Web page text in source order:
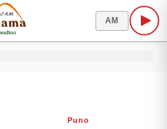
AM
Puno